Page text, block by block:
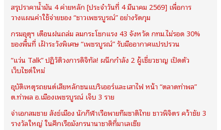
สรุปราคาน้ำมัน 4 ค่ายหลัก [ประจำวันที่ 4 มีนาคม 2569] เพื่อการ
วางแผนค่าใช้จ่ายของ “ชาวเพชรบูรณ์” อย่างรัดกุม
กรมอุตุฯ เตือนฝนถล่ม ลมกระโชกแรง 43 จังหวัด กทม.ไม่รอด 30%
ของพื้นที่ เฝ้าระวังพิเศษ “เพชรบูรณ์” รับมืออากาศแปรปรวน
“แว่น Talk” ปฏิวัติวงการดิจิทัล! ผนึกกำลัง 2 ผู้เชี่ยวชาญ เปิดตัว
เว็บไซต์ใหม่
อุบัติเหตุรถยนต์เสียหลักชนแบริเออร์และเสาไฟ หน้า “ตลาดท่าพล”
ต.ท่าพล อ.เมืองเพชรบูรณ์ เจ็บ 3 ราย
จ่าเอกสมชาย สังข์เมือง นักกีฬาเรือพายทีมชาติไทย ชาวพิจิตร คว้าชัย 3
รางวัลใหญ่ ในศึกเรือมังกรนานาชาติที่มาเลเซีย